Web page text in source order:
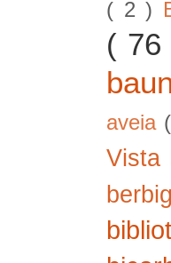
( 2 )
( 76
aveia
Vista